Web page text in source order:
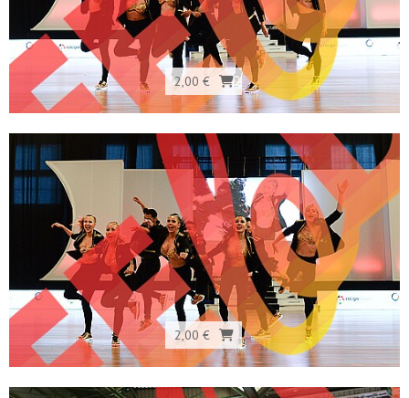
2,00 €
2,00 €